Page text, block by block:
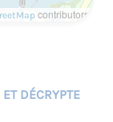
contributors
DÉCRYPTE